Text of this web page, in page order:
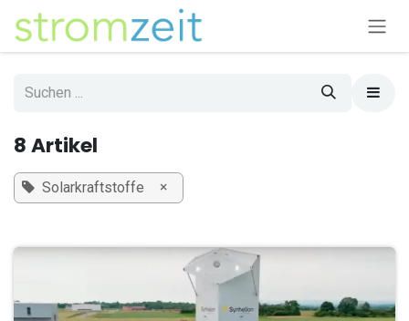
Zum Inhalt springen
8 Artikel
Solarkraftstoffe ×